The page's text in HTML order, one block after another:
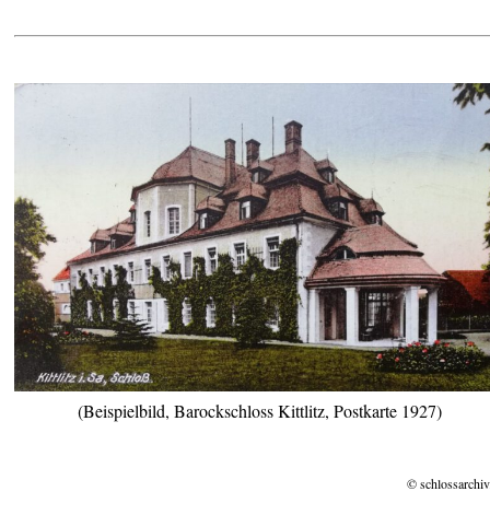
(Beispielbild, Barockschloss Kittlitz, Postkarte 1927)
©